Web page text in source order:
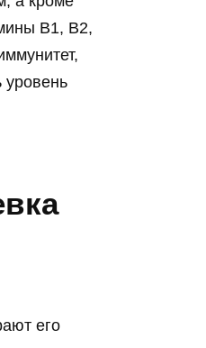
В1, В2,
уровень
его